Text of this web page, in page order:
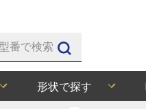
形状で探す